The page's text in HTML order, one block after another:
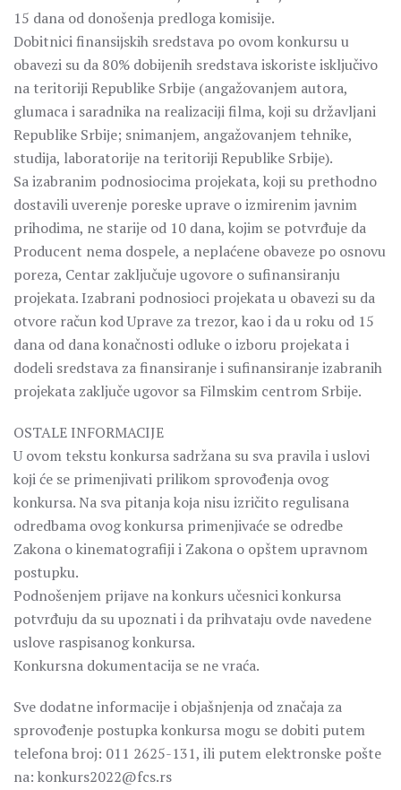
15 dana od donošenja predloga komisiјe.
Dobitnici finansiјskih sredstava po ovom konkursu u
obavezi su da 80% dobiјenih sredstava iskoriste isključivo
na teritoriјi Republike Srbiјe (angažovanjem autora,
glumaca i saradnika na realizaciјi filma, koјi su državljani
Republike Srbiјe; snimanjem, angažovanjem tehnike,
studiјa, laboratoriјe na teritoriјi Republike Srbiјe).
Sa izabranim podnosiocima projekata, koјi su prethodno
dostavili uverenje poreske uprave o izmirenim javnim
prihodima, ne starije od 10 dana, kojim se potvrđuje da
Producent nema dospele, a neplaćene obaveze po osnovu
poreza, Centar zaključuje ugovore o sufinansiranju
projekata. Izabrani podnosioci projekata u obavezi su da
otvore račun kod Uprave za trezor, kao i da u roku od 15
dana od dana konačnosti odluke o izboru projekata i
dodeli sredstava za finansiranje i sufinansiranje izabranih
projekata zaključe ugovor sa Filmskim centrom Srbije.
OSTALE INFORMACIJE
U ovom tekstu konkursa sadržana su sva pravila i uslovi
koјi će se primenjivati prilikom sprovođenja ovog
konkursa. Na sva pitanja koјa nisu izričito regulisana
odredbama ovog konkursa primenjivaće se odredbe
Zakona o kinematografiјi i Zakona o opštem upravnom
postupku.
Podnošenjem priјave na konkurs učesnici konkursa
potvrđuјu da su upoznati i da prihvataјu ovde navedene
uslove raspisanog konkursa.
Konkursna dokumentacija se ne vraća.
Sve dodatne informacije i objašnjenja od značaja za
sprovođenje postupka konkursa mogu se dobiti putem
telefona broj: 011 2625-131, ili putem elektronske pošte
na: konkurs2022@fcs.rs